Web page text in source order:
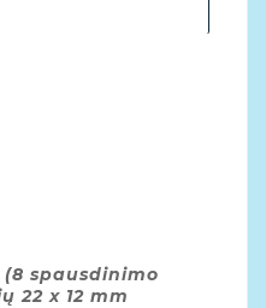
spausdinimo
22 x 12 mm